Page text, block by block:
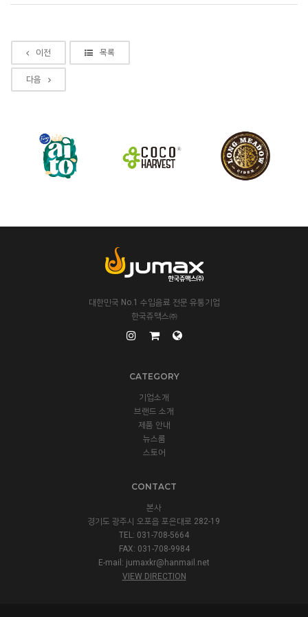
이전 목록
다음
대한민국 No.1 수입음료 전문 유통기업
한국쥬맥스㈜
CATEGORY
기업소개
브랜드 소개
제품 안내
뉴스룸
스토어
CONTACT
본사
경기도 광주시 오포읍 포은대로 282-19
TEL: 031-708-5664
FAX: 031-708-9984
E-mail: jumaxkr@hanmail.net
VIEW DIRECTION